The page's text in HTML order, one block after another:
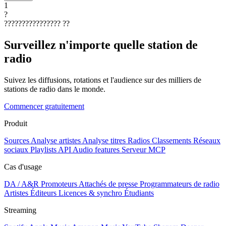
1
?
???????????????? ??
Surveillez n'importe quelle station de
radio
Suivez les diffusions, rotations et l'audience sur des milliers de
stations de radio dans le monde.
Commencer gratuitement
Produit
Sources Analyse artistes Analyse titres Radios Classements Réseaux
sociaux Playlists API Audio features Serveur MCP
Cas d'usage
DA / A&R Promoteurs Attachés de presse Programmateurs de radio
Artistes Éditeurs Licences & synchro Étudiants
Streaming